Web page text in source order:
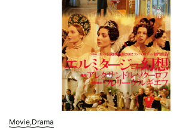
Movie,Drama